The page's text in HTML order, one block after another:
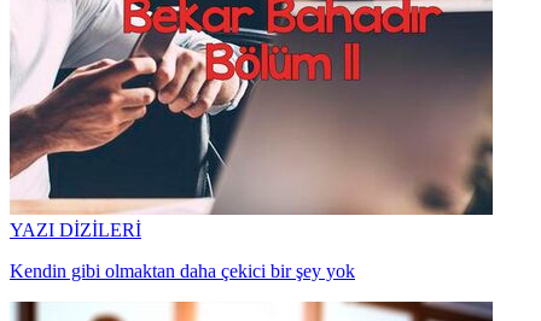
YAZI DİZİLERİ
Kendin gibi olmaktan daha çekici bir şey yok